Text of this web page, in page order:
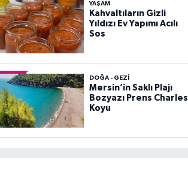
YAŞAM
Kahvaltıların Gizli
Yıldızı Ev Yapımı Acılı
Sos
DOĞA - GEZI
Mersin’in Saklı Plajı
Bozyazı Prens Charles
Koyu